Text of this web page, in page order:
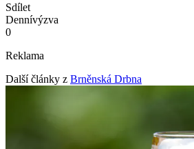
Sdílet
Dennívýzva
0
Reklama
Další články z Brněnská Drbna